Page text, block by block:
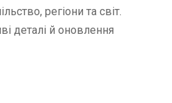
регіони та світ.
деталі й оновлення